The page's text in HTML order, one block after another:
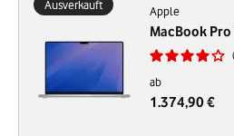
Ausverkauft Apple
MacBook
ab
1.374,90 €